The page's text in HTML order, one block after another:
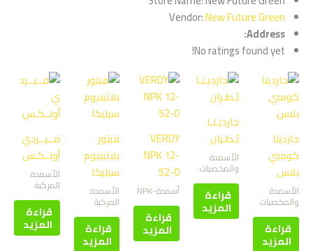
Vendor:New Future Green
Address:
No ratings found yet!
جاردينا
كومبي
بلاس
الأسمدة
والمخصبات
قراءة
المزيد
جارديـنـا
بُـطـران
الأسمدة
والمخصبات
قراءة
المزيد
VERDY
NPK 12-
52-0
أسمدة-NPK
قراءة
المزيد
فيتور
بلاتينيوم
سيليكا
الأسمدة
المركبة
قراءة
المزيد
فــيــردي
أونــكـس
الأسمدة
المركبة
قراءة
المزيد